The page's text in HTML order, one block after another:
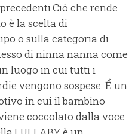
che rende
è la scelta di
o sulla categoria di
di ninna nanna come
luogo in cui tutti i
vengono sospese. Ể un
in cui il bambino
coccolato dalla voce